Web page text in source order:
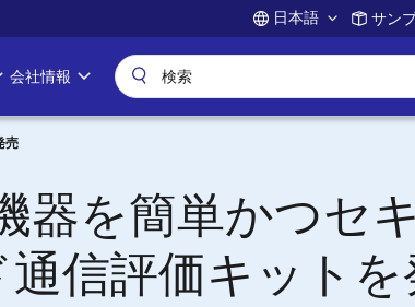
Account
日本語 サン
会社情報
売
器を簡単かつセ
信評価キットを